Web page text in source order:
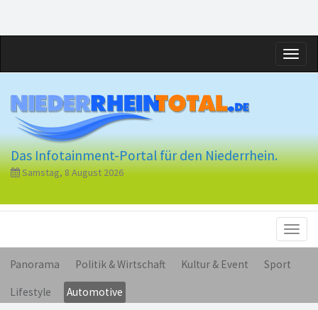
Das Infotainment-Portal für den Niederrhein.
Samstag, 8 August 2026
Panorama Politik & Wirtschaft Kultur & Event Sport
Lifestyle Automotive